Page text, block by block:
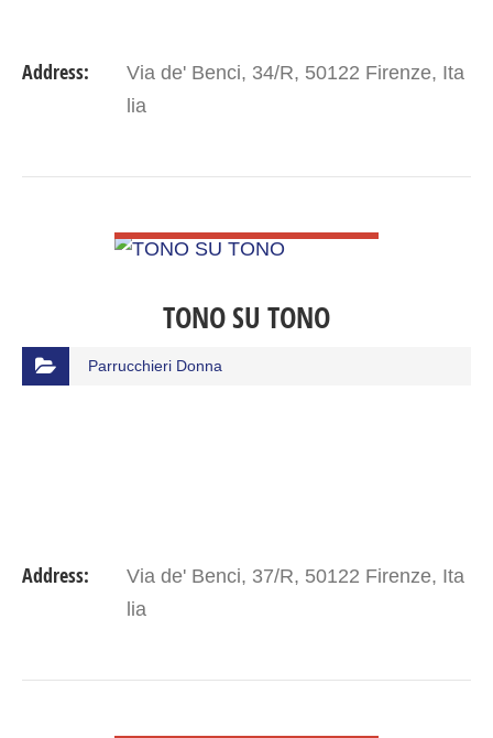
Address:
Via de' Benci, 34/R, 50122 Firenze, Ita
lia
TONO SU TONO
Parrucchieri Donna
Address:
Via de' Benci, 37/R, 50122 Firenze, Ita
lia